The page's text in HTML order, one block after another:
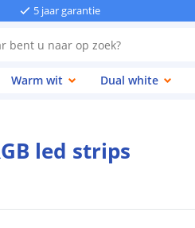
5 jaar garantie
Warm wit Dual white
led strips